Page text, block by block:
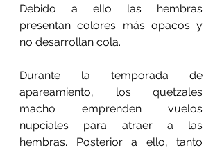
Debido a ello las hembras
presentan colores más opacos y
no desarrollan cola.
Durante la temporada de
apareamiento, los quetzales
macho emprenden vuelos
nupciales para atraer a las
hembras. Posterior a ello, tanto